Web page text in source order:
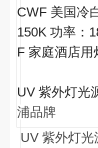
CWF 美国冷
150K 功率：
F 家庭酒店用
UV 紫外灯光
浦品牌
UV 紫外灯光